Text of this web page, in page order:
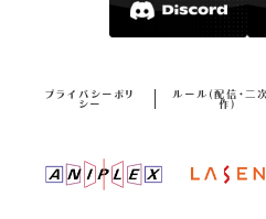
プライバシーポリ
シー
ルール(配信・二
作)